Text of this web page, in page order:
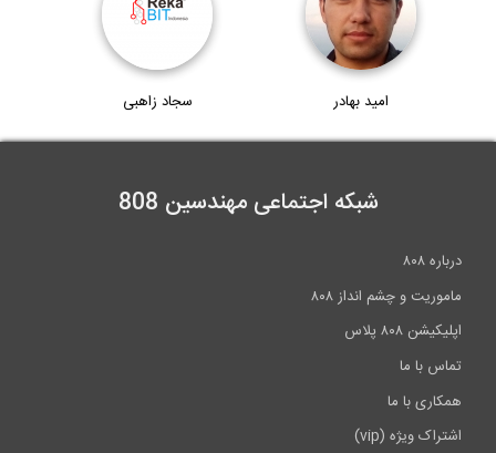
امید بهادر سجاد زاهبی
شبکه اجتماعی مهندسین 808
درباره ۸۰۸
ماموریت و چشم انداز ۸۰۸
اپلیکیشن ۸۰۸ پلاس
تماس با ما
همکاری با ما
اشتراک ویژه (vip)